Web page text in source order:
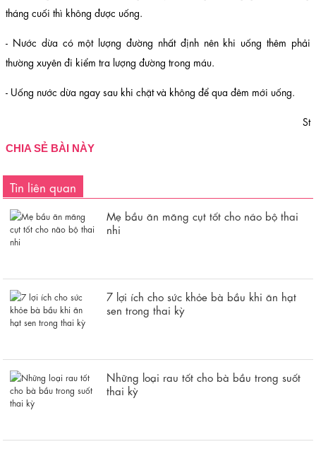
tháng cuối thì không được uống.
- Nước dừa có một lượng đường nhất định nên khi uống thêm phải
thường xuyên đi kiểm tra lượng đường trong máu.
- Uống nước dừa ngay sau khi chặt và không để qua đêm mới uống.
St
CHIA SẺ BÀI NÀY
Tin liên quan
Mẹ bầu ăn măng cụt tốt cho não bộ thai
nhi
7 lợi ích cho sức khỏe bà bầu khi ăn hạt
sen trong thai kỳ
Những loại rau tốt cho bà bầu trong suốt
thai kỳ